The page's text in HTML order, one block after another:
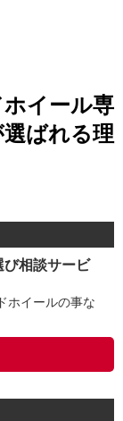
イール専
ばれる理
び相談サービ
ホイールの事な